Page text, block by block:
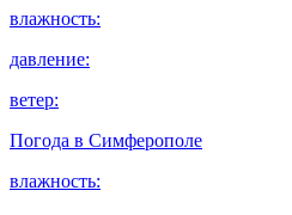
влажность:
давление:
ветер:
Погода в Симферополе
влажность: